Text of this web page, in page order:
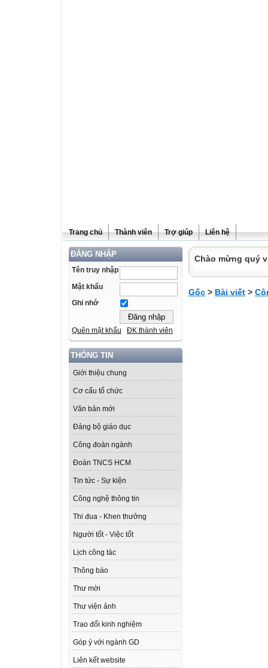
Trang chủ Thành viên Trợ giúp Liên hệ
ĐĂNG NHẬP
Tên truy nhập
Mật khẩu
Ghi nhớ
Quên mật khẩu ĐK thành viên
THÔNG TIN
Giới thiệu chung
Cơ cấu tổ chức
Văn bản mới
Đảng bộ giáo dục
Công đoàn ngành
Đoàn TNCS HCM
Tin tức - Sự kiện
Công nghệ thông tin
Thi đua - Khen thưởng
Người tốt - Việc tốt
Lịch công tác
Thông báo
Thư mời
Thư viện ảnh
Trao đổi kinh nghiệm
Góp ý với ngành GD
Liên kết website
Chào mừng quý
Gốc > Bài viết >